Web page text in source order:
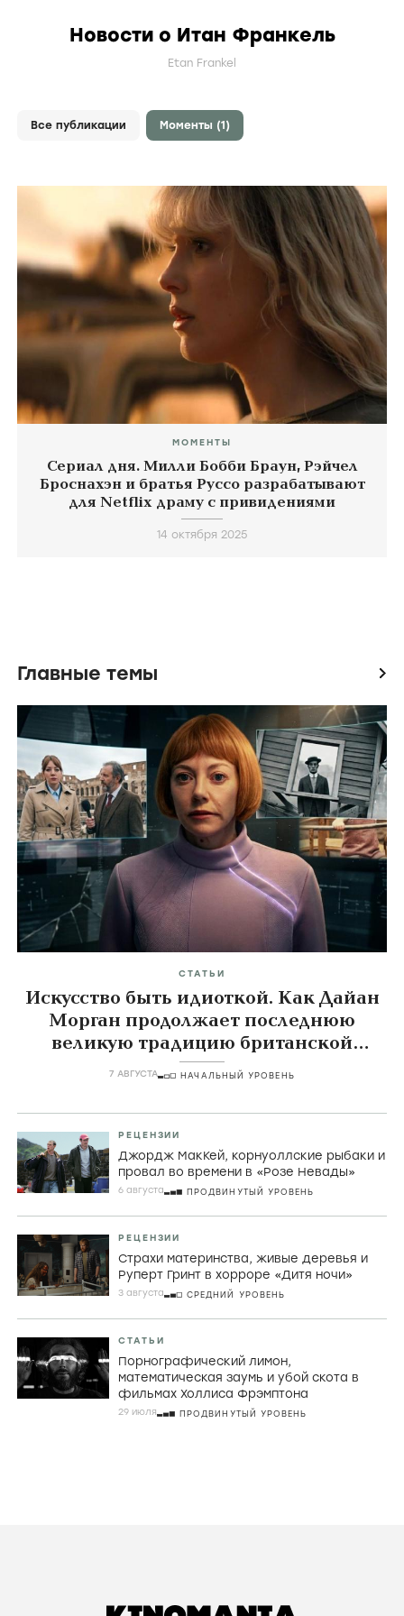
Новости о Итан Франкель
Etan Frankel
Все публикации Моменты (1)
МОМЕНТЫ
Сериал дня. Милли Бобби Браун, Рэйчел
Броснахэн и братья Руссо разрабатывают
для Netflix драму с привидениями
14 октября 2025
Главные темы icon
СТАТЬИ
Искусство быть идиоткой. Как Дайан
Морган продолжает последнюю
великую традицию британской
комедии
7 АВГУСТА НАЧАЛЬНЫЙ УРОВЕНЬ
РЕЦЕНЗИИ
Джордж МакКей, корнуоллские рыбаки и
провал во времени в «Розе Невады»
6 августа ПРОДВИНУТЫЙ УРОВЕНЬ
РЕЦЕНЗИИ
Страхи материнства, живые деревья и
Руперт Гринт в хорроре «Дитя ночи»
3 августа СРЕДНИЙ УРОВЕНЬ
СТАТЬИ
Порнографический лимон,
математическая заумь и убой скота в
фильмах Холлиса Фрэмптона
29 июля ПРОДВИНУТЫЙ УРОВЕНЬ